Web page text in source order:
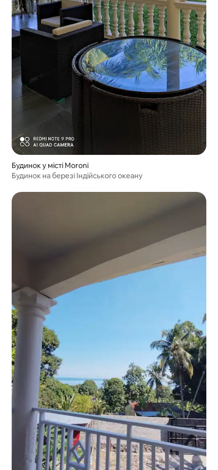
Будинок у місті Moroni
Будинок на березі Індійського океану